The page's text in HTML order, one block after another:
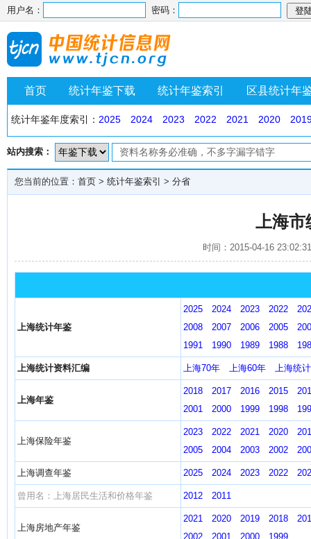
用户名： 密码：
首页 统计年鉴下载 统计年鉴索引 区县统计年
统计年鉴年度索引： 2025 2024 2023 2022 2021 2020
站内搜索：
您当前的位置： 首页 > 统计年鉴索引 > 分省
上海市
时间：2015-04-16
上海统计年鉴
2025 2024 2023 2022
2008
2007 2006 2005
1991
1990 1989 1988
上海统计资料汇编 上海70年 上海60年 上海统
上海年鉴
2018 2017 2016 2015
2001
2000 1999 1998
上海保险年鉴
2023 2022 2021 2020
2005
2004 2003 2002
上海调查年鉴 2025 2024 2023 2022
曾用名：上海居民生活和价格年鉴 2012 2011
上海房地产年鉴
2021 2020 2019 2018
2002
2001 2000 1999